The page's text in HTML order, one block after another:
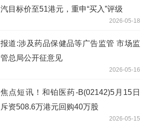
汽目标价至51港元，重申“买入”评级
2026-05-18
报道:涉及药品保健品等广告监管 市场监
管总局公开征意见
2026-05-16
焦点短讯！和铂医药-B(02142)5月15日
斥资508.6万港元回购40万股
2026-05-15